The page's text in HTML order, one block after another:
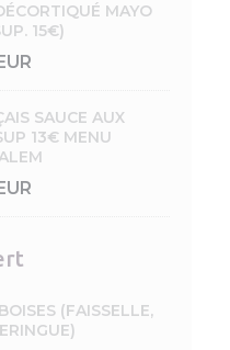
MAYO
15€)
SAUCE AUX
13€ MENU
(FAISSELLE,